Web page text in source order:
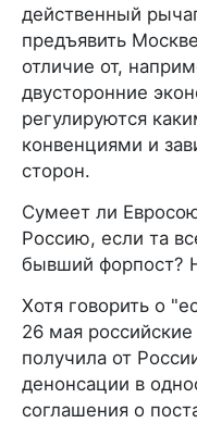
действенный
предъявить
отличие от,
двусторонние
регулируются
конвенциями и
сторон.
Сумеет ли
Россию, если та
бывший форпост?
Хотя говорить о
26 мая
получила от
денонсации в
соглашения о